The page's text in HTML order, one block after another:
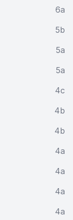
6a
5b
5a
5a
4c
4b
4b
4a
4a
4a
4a